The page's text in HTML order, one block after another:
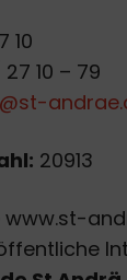
10
10 – 79
20913
www.st-